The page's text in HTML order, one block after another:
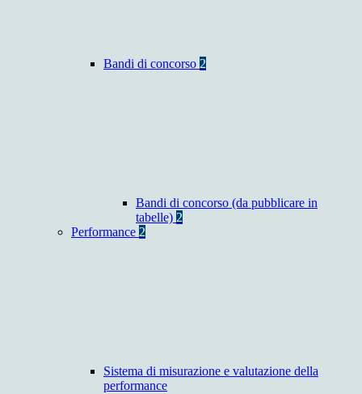
Bandi di concorso 2
Bandi di concorso (da pubblicare in
tabelle) 2
Performance 2
Sistema di misurazione e valutazione della
performance